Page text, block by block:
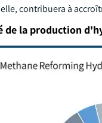
contribuera à
de la production